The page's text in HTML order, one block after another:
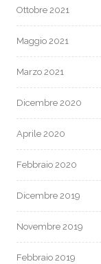
Ottobre 2021
Maggio 2021
Marzo 2021
Dicembre 2020
Aprile 2020
Febbraio 2020
Dicembre 2019
Novembre 2019
Febbraio 2019